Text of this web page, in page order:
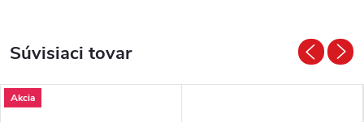
Súvisiaci tovar
Akcia